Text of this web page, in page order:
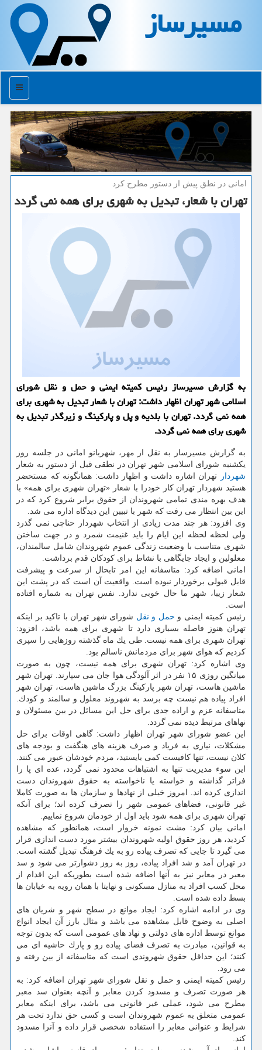
مسیرساز
منو
امانی در نطق پیش از دستور مطرح كرد
تهران با شعار، تبدیل به شهری برای همه نمی گردد
به گزارش مسیرساز رئیس كمیته ایمنی و حمل و نقل شورای
اسلامی شهر تهران اظهار داشت: تهران با شعار تبدیل به شهری برای
همه نمی گردد. تهران با بلدیه و پل و پاركینگ و زیرگذر تبدیل به
شهری برای همه نمی گردد.
به گزارش مسیرساز به نقل از مهر، شهربانو امانی در جلسه روز
یكشنبه شورای اسلامی شهر تهران در نطقی قبل از دستور به شعار
شهردار
تهران اشاره داشت و اظهار داشت: همانگونه كه مستحضر
هستید شهردار تهران كار خودرا با شعار «تهران شهری برای همه» با
هدف بهره مندی تمامی شهروندان از حقوق برابر شروع كرد كه در
این بین انتظار می رفت كه شهر با تبیین این دیدگاه اداره می شد.
وی افزود: هر چند مدت زیادی از انتخاب شهردار حناچی نمی گذرد
ولی لحظه لحظه این ایام را باید غنیمت شمرد و در جهت ساختن
شهری متناسب با وضعیت زندگی عموم شهروندان شامل سالمندان،
معلولین و ایجاد جایگاهی با نشاط برای كودكان قدم برداشت.
امانی اضافه كرد: متاسفانه این امر تابحال از سرعت و پیشرفت
قابل قبولی برخوردار نبوده است. واقعیت آن است كه در پشت این
شعار زیبا، شهر ما حال خوبی ندارد. نفس تهران به شماره افتاده
است.
رئیس كمیته ایمنی و حمل و نقل شورای شهر تهران با تاكید بر اینكه
تهران هنوز فاصله بسیاری دارد تا شهری برای همه باشد، افزود:
تهران شهری برای همه نیست. طی یك ماه گذشته روزهایی را سپری
كردیم كه هوای شهر برای مردمانش ناسالم بود.
وی اشاره كرد: تهران شهری برای همه نیست، چون به صورت
میانگین روزی ۱۵ نفر در اثر آلودگی هوا جان می سپارند. تهران شهر
ماشین هاست، تهران شهر پاركینگ بزرگ ماشین هاست، تهران شهر
افراد پیاده هم نیست چه برسد به شهروند معلول و سالمند و كودك.
متاسفانه عزم و اراده جدی برای حل این مسائل در بین مسئولان و
نهاهای مرتبط دیده نمی گردد.
این عضو شورای شهر تهران اظهار داشت: گاهی اوقات برای حل
مشكلات، نیازی به فریاد و صرف هزینه های هنگفت و بودجه های
كلان نیست، تنها كافیست كمی بایستید، مردم خودشان عبور می كنند.
این سوء مدیریت تنها به اشتباهات محدود نمی گردد، عده ای پا را
فراتر گذاشته و خواسته یا ناخواسته به حقوق شهروندان دست
اندازی كرده اند. امروز خیلی از نهادها و سازمان ها به صورت كاملا
غیر قانونی، فضاهای عمومی شهر را تصرف كرده اند؛ برای آنكه
تهران شهری برای همه شود باید اول از خودمان شروع نماییم.
امانی بیان كرد: مشت نمونه خروار است، همانطور كه مشاهده
كردید، هر روز حقوق اولیه شهروندان بیشتر مورد دست اندازی قرار
می گیرد تا جایی كه تصرف پیاده رو به یك فرهنگ تبدیل گشته است.
در تهران آمد و شد افراد پیاده، روز به روز دشوارتر می شود و سد
معبر در معابر نیز به آنها اضافه شده است بطوریكه این اقدام از
محل كسب افراد به منازل مسكونی و نهایتا با همان رویه به خیابان ها
بسط داده شده است.
وی در ادامه اشاره كرد: ایجاد موانع در سطح شهر و شریان های
اصلی به وضوح قابل مشاهده می باشد و مثال بارز آن ایجاد انواع
موانع توسط اداره های دولتی و نهاد های عمومی است كه بدون توجه
به قوانین، مبادرت به تصرف فضای پیاده رو و پارك حاشیه ای می
كنند؛ این حداقل حقوق شهروندی است كه متاسفانه از بین رفته و
می رود.
رئیس كمیته ایمنی و حمل و نقل شورای شهر تهران اضافه كرد: به
هر صورت تصرف و مسدود كردن معابر و آنچه بعنوان سد معبر
مطرح می شود، عملی غیر قانونی می باشد، برای اینكه معابر
عمومی متعلق به عموم شهروندان است و كسی حق ندارد تحت هر
شرایط و عنوانی معابر را استفاده شخصی قرار داده و آنرا مسدود
كند.